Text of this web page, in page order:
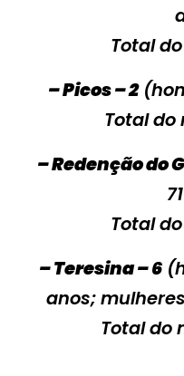
Total
– Picos – 2
Total do
– Redenção do
Total
– Teresina – 6
anos;
Total do